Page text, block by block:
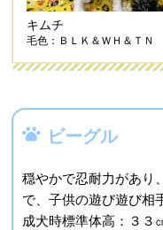
キムチ
毛色：ＢＬＫ＆ＷＨ＆ＴＮ
ビーグル
穏やかで忍耐力があり
で、子供の遊び遊び相
成犬時標準体高：３３